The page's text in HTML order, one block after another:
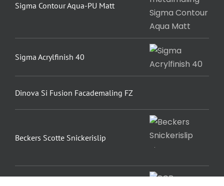
Sigma Contour Aqua-PU Matt
Sigma Acrylfinish 40
Dinova Si Fusion Facademaling FZ
Beckers Scotte Snickerislip